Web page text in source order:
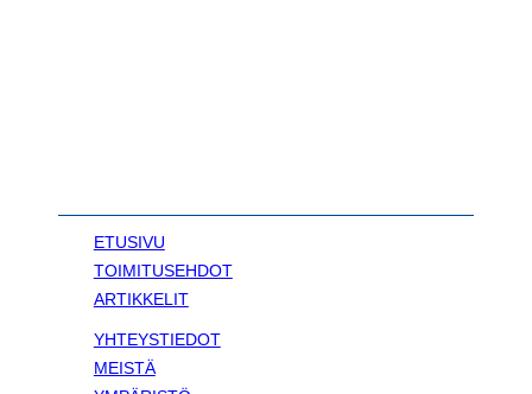
ETUSIVU
TOIMITUSEHDOT
ARTIKKELIT
YHTEYSTIEDOT
MEISTÄ